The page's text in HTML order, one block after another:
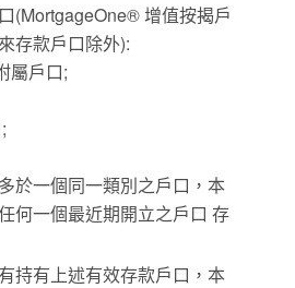
(MortgageOne® 增值按揭戶
存款戶口除外):
屬戶口;
於一個同一類別之戶口，本
何一個最近期開立之戶口 存
持有上述有效存款戶口，本